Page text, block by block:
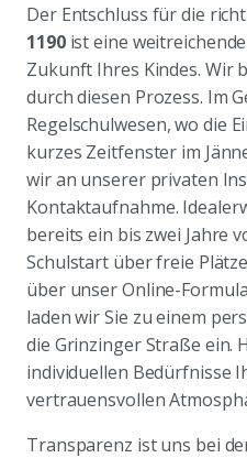
Der Entschluss für die
1190ist eine
Zukunft Ihres Kindes. Wir
durch diesen Prozess. Im
Regelschulwesen, wo die
kurzes Zeitfenster im
wir an unserer privaten
Kontaktaufnahme.
bereits ein bis zwei Jahre
Schulstart über freie
über unser Online-
laden wir Sie zu einem
die Grinzinger Straße ein.
individuellen Bedürfnisse
vertrauensvollen
Transparenz ist uns bei